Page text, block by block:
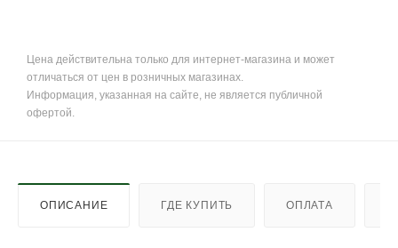
Цена действительна только для интернет-магазина и может
отличаться от цен в розничных магазинах.
Информация, указанная на сайте, не является публичной
офертой.
ОПИСАНИЕ ГДЕ КУПИТЬ ОПЛАТА